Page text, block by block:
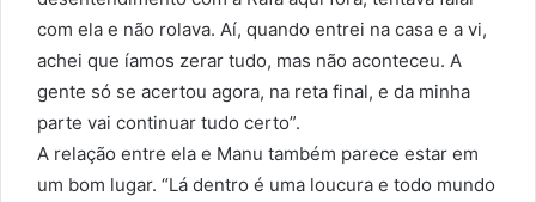
com ela e não rolava. Aí, quando entrei na casa e a vi,
achei que íamos zerar tudo, mas não aconteceu. A
gente só se acertou agora, na reta final, e da minha
parte vai continuar tudo certo”.
A relação entre ela e Manu também parece estar em
um bom lugar. “Lá dentro é uma loucura e todo mundo